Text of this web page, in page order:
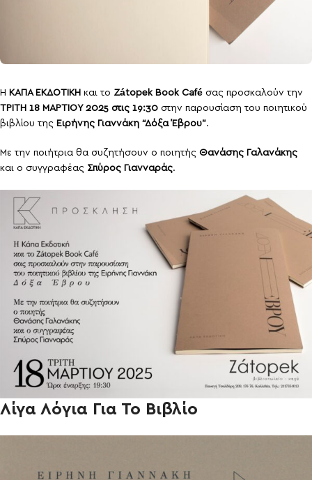
H ΚΑΠΑ ΕΚΔΟΤΙΚΗ και το Zátopek Book Café σας προσκαλούν την
ΤΡΙΤΗ 18 ΜΑΡΤΙΟΥ 2025 στις 19:30 στην παρουσίαση του ποιητικού
βιβλίου της Ειρήνης Γιαννάκη “Δόξα Έβρου”.
Με την ποιήτρια θα συζητήσουν ο ποιητής Θανάσης Γαλανάκης
και ο συγγραφέας Σπύρος Γιανναράς.
Λίγα Λόγια Για Το Βιβλίο